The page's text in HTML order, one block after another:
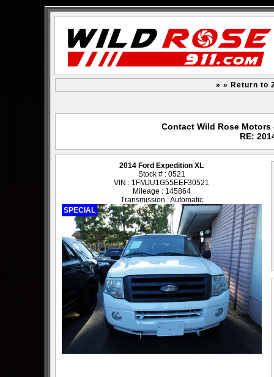
» » Return to
Contact Wild Rose
RE:
2014 Ford Expedition XL
Stock # : 0521
VIN : 1FMJU1G55EEF30521
Mileage : 145864
Transmission : Automatic
SPECIAL